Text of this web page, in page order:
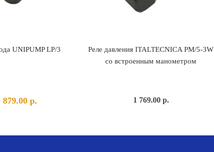
UNIPUMP LP/3
Первоначальная
925.00 р..
879.00р.
Реле давления ITALTECNICA PM/5-3W
со встроенным манометром
1 769.00 р.